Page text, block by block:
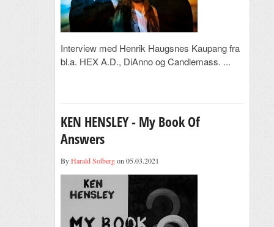
Interview med Henrik Haugsnes Kaupang fra
bl.a. HEX A.D., DiAnno og Candlemass. ...
KEN HENSLEY - My Book Of
Answers
ByHarald Solbergon 05.03.2021